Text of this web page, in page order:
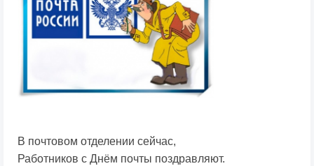
В почтовом отделении сейчас,
Работников с Днём почты поздравляют.